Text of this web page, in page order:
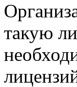
такую